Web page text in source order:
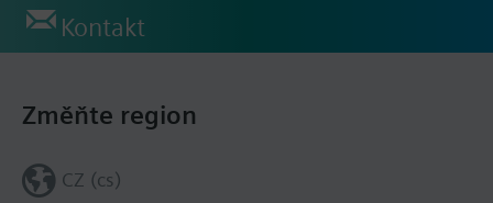
Kontakt
Změňte region
CZ (cs)